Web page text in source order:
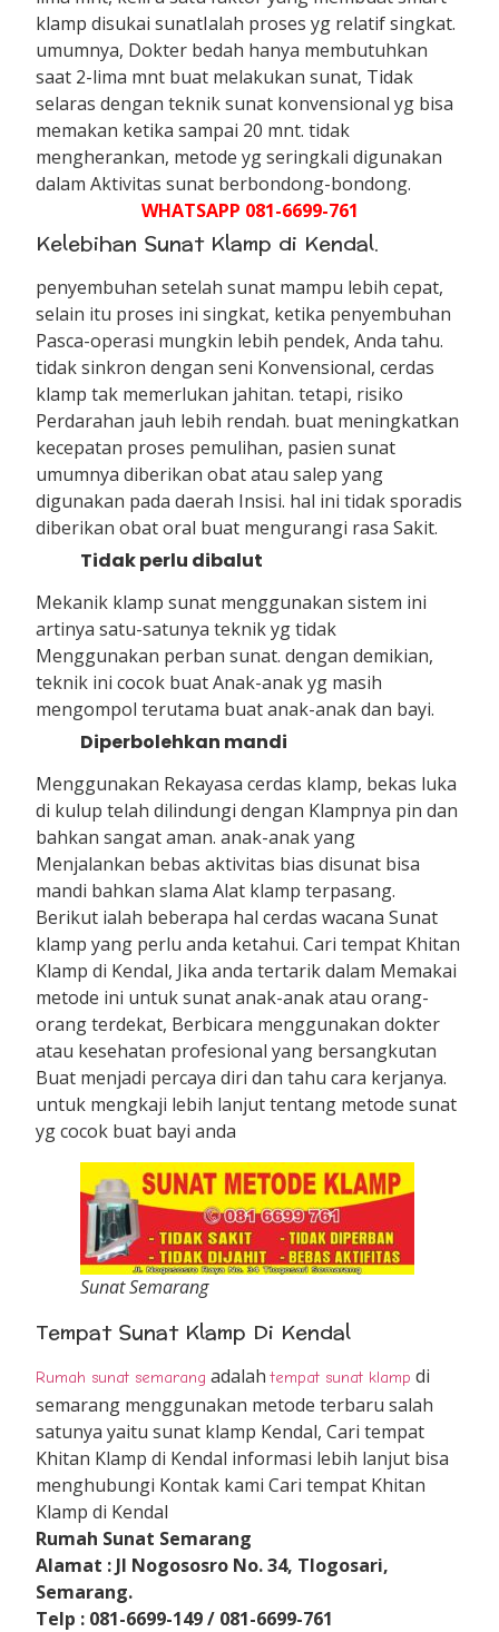
klamp disukai sunatIalah proses yg relatif singkat.
umumnya, Dokter bedah hanya membutuhkan
saat 2-lima mnt buat melakukan sunat, Tidak
selaras dengan teknik sunat konvensional yg bisa
memakan ketika sampai 20 mnt. tidak
mengherankan, metode yg seringkali digunakan
dalam Aktivitas sunat berbondong-bondong.
WHATSAPP 081-6699-761
Kelebihan Sunat Klamp di Kendal.
penyembuhan setelah sunat mampu lebih cepat,
selain itu proses ini singkat, ketika penyembuhan
Pasca-operasi mungkin lebih pendek, Anda tahu.
tidak sinkron dengan seni Konvensional, cerdas
klamp tak memerlukan jahitan. tetapi, risiko
Perdarahan jauh lebih rendah. buat meningkatkan
kecepatan proses pemulihan, pasien sunat
umumnya diberikan obat atau salep yang
digunakan pada daerah Insisi. hal ini tidak sporadis
diberikan obat oral buat mengurangi rasa Sakit.
Tidak perlu dibalut
Mekanik klamp sunat menggunakan sistem ini
artinya satu-satunya teknik yg tidak
Menggunakan perban sunat. dengan demikian,
teknik ini cocok buat Anak-anak yg masih
mengompol terutama buat anak-anak dan bayi.
Diperbolehkan mandi
Menggunakan Rekayasa cerdas klamp, bekas luka
di kulup telah dilindungi dengan Klampnya pin dan
bahkan sangat aman. anak-anak yang
Menjalankan bebas aktivitas bias disunat bisa
mandi bahkan slama Alat klamp terpasang.
Berikut ialah beberapa hal cerdas wacana Sunat
klamp yang perlu anda ketahui. Cari tempat Khitan
Klamp di Kendal, Jika anda tertarik dalam Memakai
metode ini untuk sunat anak-anak atau orang-
orang terdekat, Berbicara menggunakan dokter
atau kesehatan profesional yang bersangkutan
Buat menjadi percaya diri dan tahu cara kerjanya.
untuk mengkaji lebih lanjut tentang metode sunat
yg cocok buat bayi anda
Sunat Semarang
Tempat Sunat Klamp Di Kendal
Rumah sunat semarang adalahtempat sunat klamp di
semarang menggunakan metode terbaru salah
satunya yaitu sunat klamp Kendal, Cari tempat
Khitan Klamp di Kendal informasi lebih lanjut bisa
menghubungi Kontak kami Cari tempat Khitan
Klamp di Kendal
Rumah Sunat Semarang
Alamat : Jl Nogososro No. 34, Tlogosari,
Semarang.
Telp : 081-6699-149 / 081-6699-761